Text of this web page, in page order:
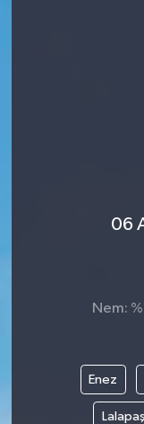
06
Nem:
Enez